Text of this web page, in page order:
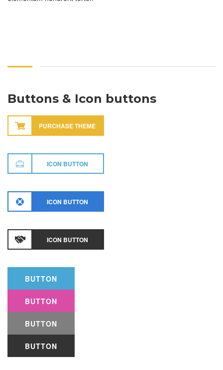
Buttons & Icon buttons
PURCHASE THEME
ICON BUTTON
ICON BUTTON
ICON BUTTON
BUTTON
BUTTON
BUTTON
BUTTON